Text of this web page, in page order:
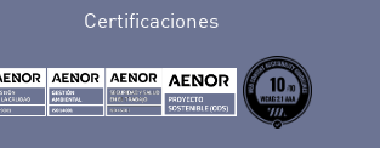
Certificaciones